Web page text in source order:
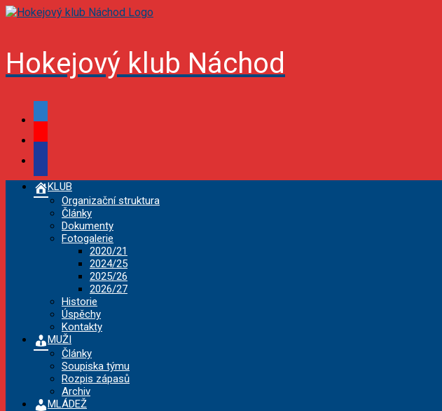
Skip
Hokejový klub Náchod
KLUB
Organizační struktura
Články
Dokumenty
Fotogalerie
2020/21
2024/25
2025/26
2026/27
Historie
Úspěchy
Kontakty
MUŽI
Články
Soupiska týmu
Rozpis zápasů
Archiv
MLÁDEŽ